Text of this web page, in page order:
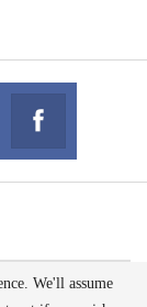
We'll assume